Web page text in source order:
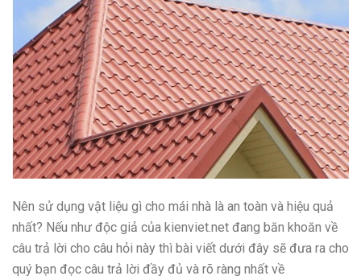
Nên sử dụng vật liệu gì cho mái nhà là an toàn và hiệu quả
nhất? Nếu như độc giả của kienviet.net đang băn khoăn về
câu trả lời cho câu hỏi này thì bài viết dưới đây sẽ đưa ra cho
quý bạn đọc câu trả lời đầy đủ và rõ ràng nhất về